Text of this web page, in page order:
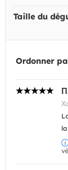
Taille du
Ordonner